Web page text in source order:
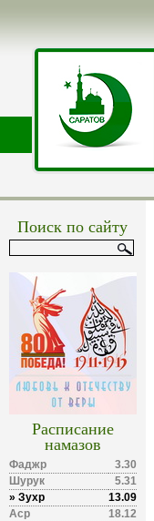
Поиск по сайту
Расписание
намазов
Фаджр
3.30
Шурук
5.31
» Зухр
13.09
Аср
18.12